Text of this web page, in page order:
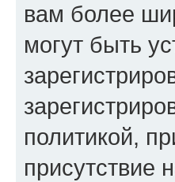
вам более
могут быть
политикой,
присутствие